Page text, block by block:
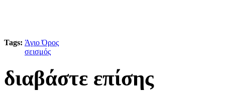
Tags: Άγιο Όρος
σεισμός
διαβάστε επίσης